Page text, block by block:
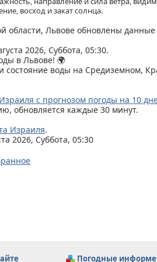
восход и закат солнца.
области, Львове обновлены данные
2026, Суббота, 05:30.
в Львове! 🌍
состояние воды на Средиземном,
с прогнозом погоды на 10
обновляется каждые 30 минут.
Израиля.
2026, Суббота, 05:30
Погодные